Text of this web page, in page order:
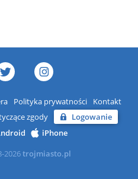
Polityka prywatności
Kontakt
zgody
Logowanie
iPhone
2026trojmiasto.pl